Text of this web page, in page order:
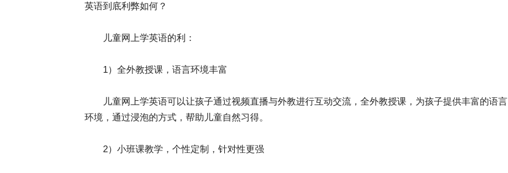
英语到底利弊如何？
儿童网上学英语的利：
1）全外教授课，语言环境丰富
儿童网上学英语可以让孩子通过视频直播与外教进行互动交流，全外教授课，为孩子提供丰富的语言
环境，通过浸泡的方式，帮助儿童自然习得。
2）小班课教学，个性定制，针对性更强